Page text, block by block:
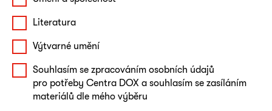
Literatura
Výtvarné umění
Souhlasím se zpracováním osobních údajů
pro potřeby Centra DOX a souhlasím se zasíláním
materiálů dle mého výběru